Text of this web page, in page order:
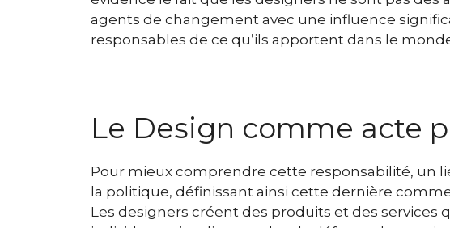
agents de changement avec une influence
responsables de ce qu’ils apportent dans le
Le Design comme acte
Pour mieux comprendre cette responsabilité, un
la politique, définissant ainsi cette dernière
Les designers créent des produits et des services